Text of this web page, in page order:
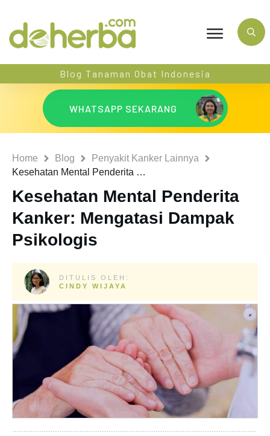
Blog Tanaman Obat Indonesia
WHATSAPP SEKARANG
Home Blog
Penyakit Kanker Lainnya
Kesehatan Mental Penderita Kanker: Mengatasi Dampak Psikologis
Kesehatan Mental Penderita
Kanker: Mengatasi Dampak
Psikologis
DITULIS OLEH:
CINDY WIJAYA